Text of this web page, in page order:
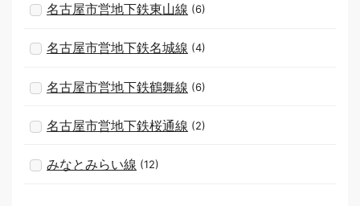
名古屋市営地下鉄東山線 (6)
名古屋市営地下鉄名城線 (4)
名古屋市営地下鉄鶴舞線 (6)
名古屋市営地下鉄桜通線 (2)
みなとみらい線 (12)